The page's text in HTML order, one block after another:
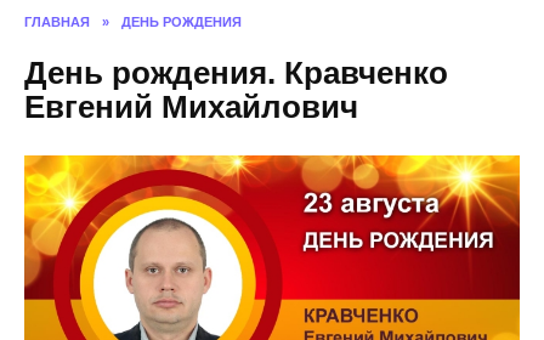
ГЛАВНАЯ » ДЕНЬ РОЖДЕНИЯ
День рождения. Кравченко
Евгений Михайлович